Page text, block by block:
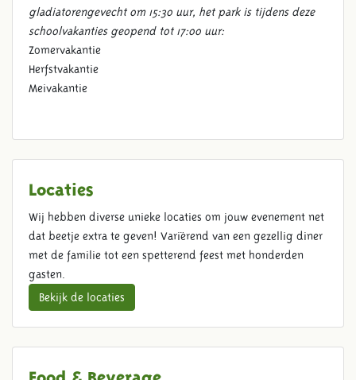
gladiatorengevecht om 15:30 uur, het park is tijdens deze
schoolvakanties geopend tot 17:00 uur:
Zomervakantie
Herfstvakantie
Meivakantie
Locaties
Wij hebben diverse unieke locaties om jouw evenement net
dat beetje extra te geven! Variërend van een gezellig diner
met de familie tot een spetterend feest met honderden
gasten.
Bekijk de locaties
Food & Beverage